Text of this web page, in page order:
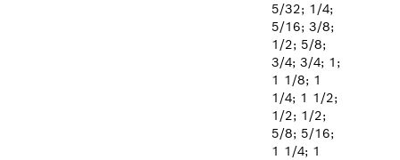
5/32; 1/4;
5/16; 3/8;
1/2; 5/8;
3/4; 3/4; 1;
1 1/8; 1
1/4; 1 1/2;
1/2; 1/2;
5/8; 5/16;
1 1/4; 1